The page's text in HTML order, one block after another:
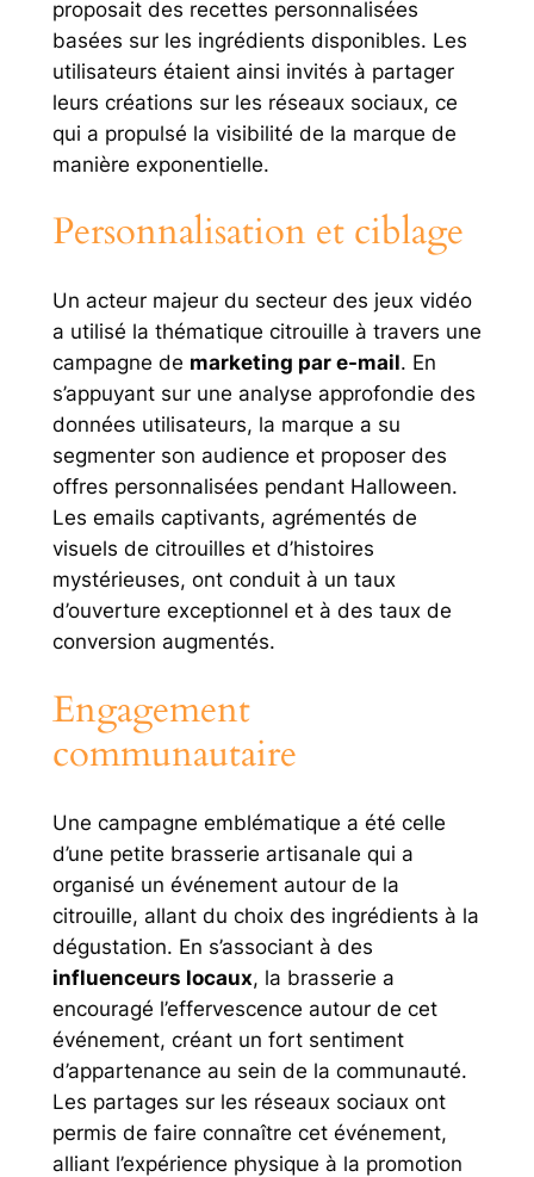
proposait des recettes personnalisées
basées sur les ingrédients disponibles. Les
utilisateurs étaient ainsi invités à partager
leurs créations sur les réseaux sociaux, ce
qui a propulsé la visibilité de la marque de
manière exponentielle.
Personnalisation et ciblage
Un acteur majeur du secteur des jeux vidéo
a utilisé la thématique citrouille à travers une
campagne de marketing par e-mail. En
s’appuyant sur une analyse approfondie des
données utilisateurs, la marque a su
segmenter son audience et proposer des
offres personnalisées pendant Halloween.
Les emails captivants, agrémentés de
visuels de citrouilles et d’histoires
mystérieuses, ont conduit à un taux
d’ouverture exceptionnel et à des taux de
conversion augmentés.
Engagement
communautaire
Une campagne emblématique a été celle
d’une petite brasserie artisanale qui a
organisé un événement autour de la
citrouille, allant du choix des ingrédients à la
dégustation. En s’associant à des
influenceurs locaux, la brasserie a
encouragé l’effervescence autour de cet
événement, créant un fort sentiment
d’appartenance au sein de la communauté.
Les partages sur les réseaux sociaux ont
permis de faire connaître cet événement,
alliant l’expérience physique à la promotion